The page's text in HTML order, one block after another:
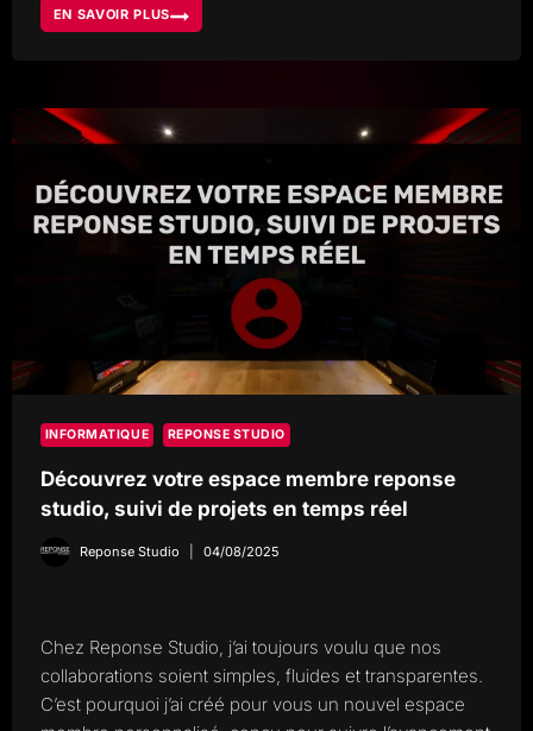
EN SAVOIR PLUS
REPONSE
STUDIO
UNE
PASSION
INFORMATIQUE REPONSE STUDIO
Découvrez votre espace membre reponse
studio, suivi de projets en temps réel
Reponse Studio 04/08/2025
Chez Reponse Studio, j’ai toujours voulu que nos
collaborations soient simples, fluides et transparentes.
C’est pourquoi j’ai créé pour vous un nouvel espace